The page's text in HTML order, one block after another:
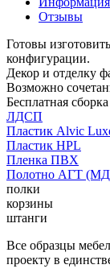
Отзывы
Готовы
конфигурации.
Декор и отделку
Возможно
Бесплатная
ЛДСП
Пластик Alvic
Пластик HPL
Пленка ПВХ
Полотно АГТ
полки
корзины
штанги
Все образцы
проекту в